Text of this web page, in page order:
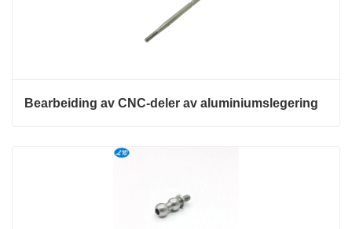
Bearbeiding av CNC-deler av aluminiumslegering